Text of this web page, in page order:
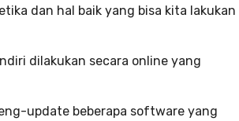
dan hal baik yang bisa kita lakukan
dilakukan secara online yang
update beberapa software yang